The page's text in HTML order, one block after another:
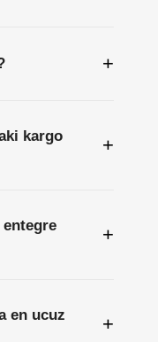
+
kargo
+
entegre
+
en ucuz
+